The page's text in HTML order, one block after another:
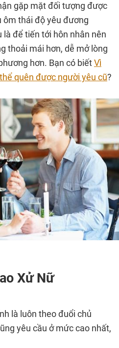
gặp mặt đối tượng được
ôm thái độ yêu đương
để tiến tới hôn nhân nên
thoải mái hơn, dễ mở lòng
hơn. Bạn có biếtVì
quên được người yêu cũ?
Xử Nữ
là luôn theo đuổi chủ
yêu cầu ở mức cao nhất,